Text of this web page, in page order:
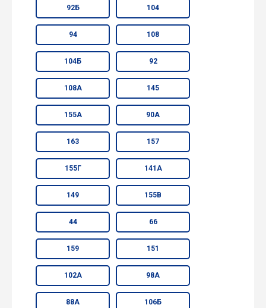
92Б 104
94 108
104Б 92
108А 145
155А 90А
163 157
155Г 141А
149 155В
44 66
159 151
102А 98А
88А 106Б